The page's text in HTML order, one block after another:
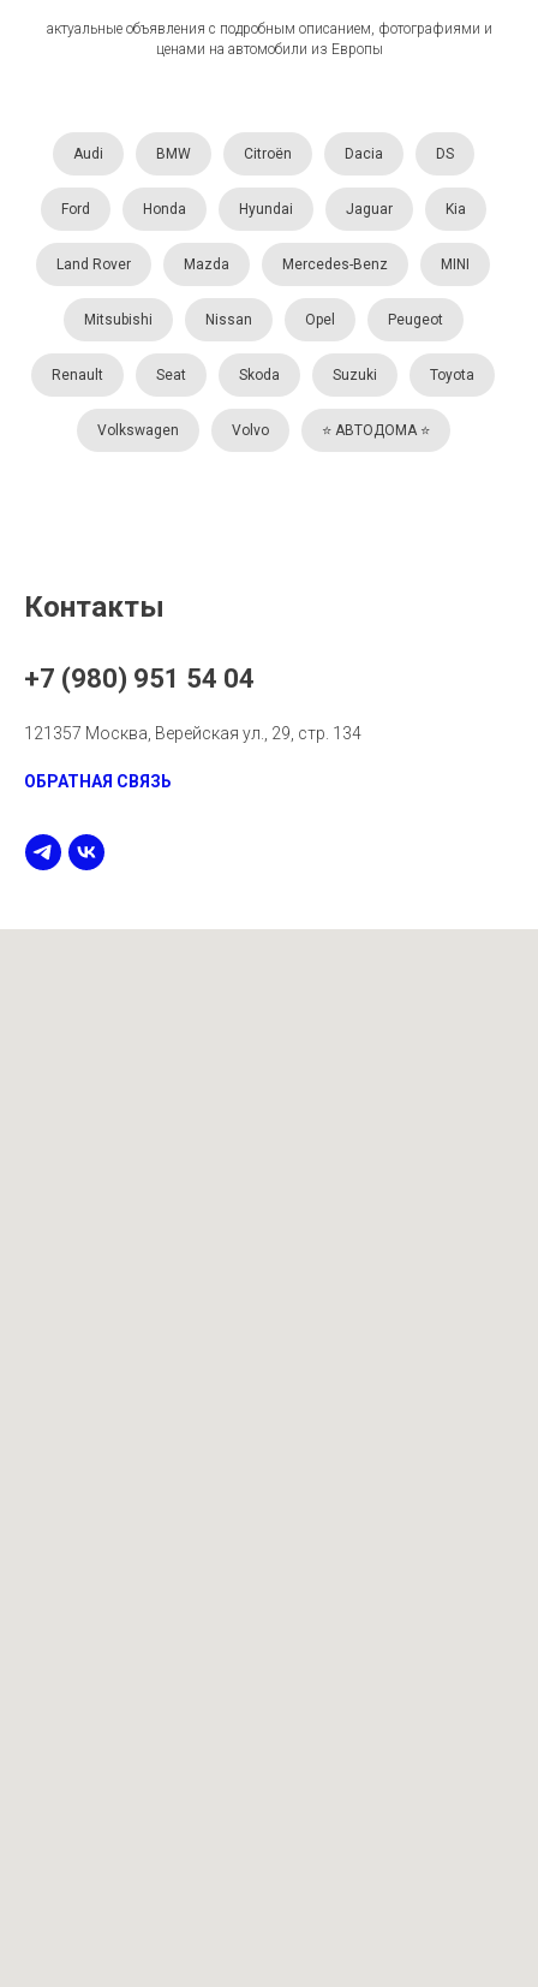
актуальные объявления с подробным описанием, фотографиями и
ценами на автомобили из Европы
Audi BMW Citroën Dacia DS
Ford Honda Hyundai Jaguar Kia
Land Rover Mazda Mercedes-Benz MINI
Mitsubishi Nissan Opel Peugeot
Renault Seat Skoda Suzuki Toyota
Volkswagen Volvo ⭐️ АВТОДОМА ⭐️
Контакты
+7 (980) 951 54 04
121357 Москва, Верейская ул., 29, стр. 134
ОБРАТНАЯ СВЯЗЬ